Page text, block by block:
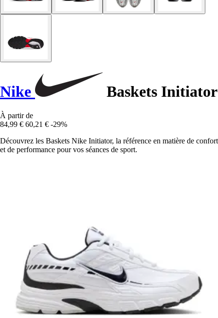
Nike Baskets Initiator
À partir de
84,99 € 60,21 € -29%
Découvrez les Baskets Nike Initiator, la référence en matière de confort
et de performance pour vos séances de sport.